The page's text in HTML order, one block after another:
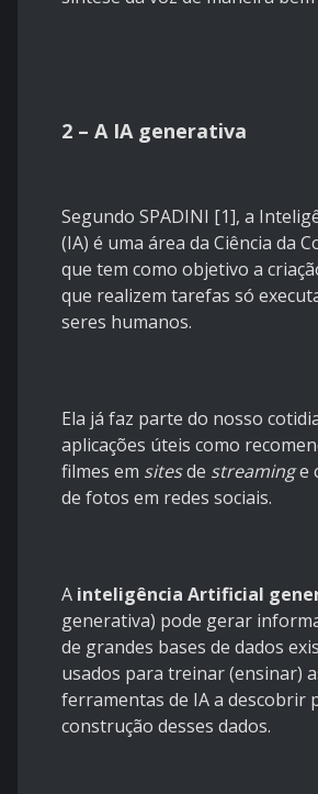
2 – A IA generativa
Segundo SPADINI [1], a
(IA) é uma área da Ciência da
que tem como objetivo a
que realizem tarefas só
seres humanos.
Ela já faz parte do nosso
aplicações úteis como
filmes em sitesde streaminge
de fotos em redes sociais.
A inteligência Artificial
generativa) pode gerar
de grandes bases de dados
usados para treinar (ensinar)
ferramentas de IA a descobrir
construção desses dados.